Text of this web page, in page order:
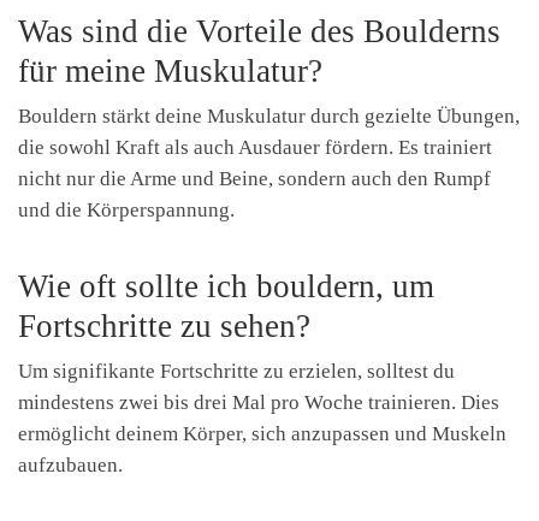
Was sind die Vorteile des Boulderns
für meine Muskulatur?
Bouldern stärkt deine Muskulatur durch gezielte Übungen,
die sowohl Kraft als auch Ausdauer fördern. Es trainiert
nicht nur die Arme und Beine, sondern auch den Rumpf
und die Körperspannung.
Wie oft sollte ich bouldern, um
Fortschritte zu sehen?
Um signifikante Fortschritte zu erzielen, solltest du
mindestens zwei bis drei Mal pro Woche trainieren. Dies
ermöglicht deinem Körper, sich anzupassen und Muskeln
aufzubauen.